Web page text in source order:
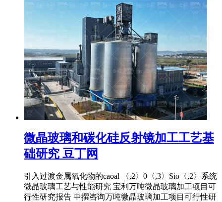
微晶玻璃和碳化硅反射镜加工工艺基
础研究 豆丁网
引入过渡金属氧化物的caoal 〈,2〉0〈,3〉Sio〈,2〉系统
微晶玻璃工艺与性能研究 宝利万吨微晶玻璃加工项目可
行性研究报告 中撰咨询万吨微晶玻璃加工项目可行性研